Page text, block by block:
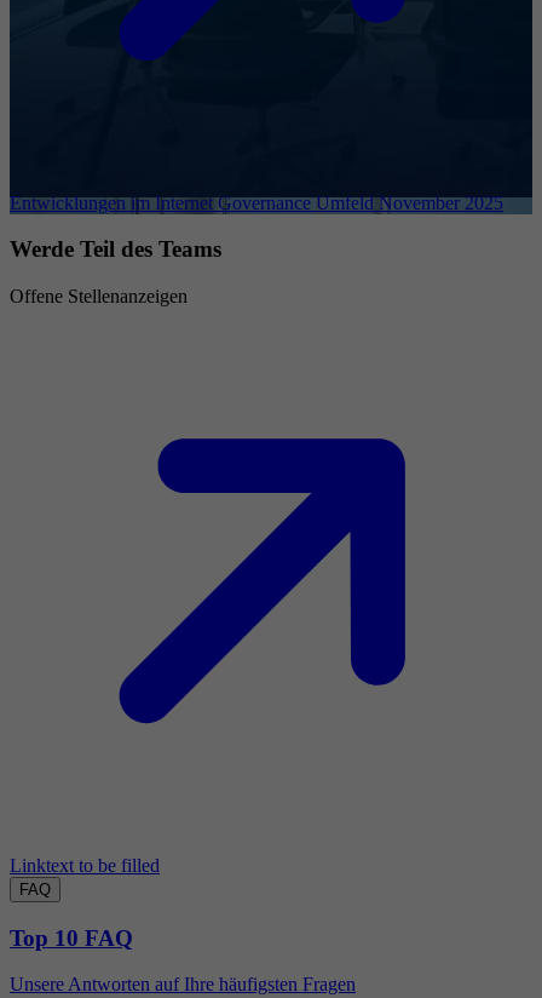
Entwicklungen im Internet Governance Umfeld November 2025
Werde Teil des Teams
Offene Stellenanzeigen
Linktext to be filled
FAQ
Top 10 FAQ
Unsere Antworten auf Ihre häufigsten Fragen